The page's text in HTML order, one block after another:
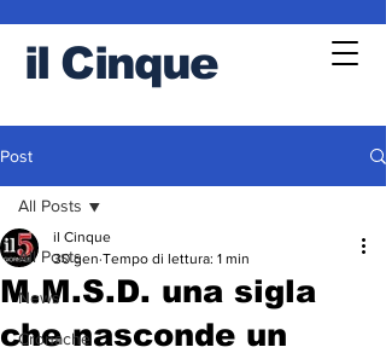
il Cinque
Post
All Posts
News
Cronache
All Posts
M.M.S.D. una sigla
che nasconde un
il Cinque
30 gen Tempo di lettura: 1 min